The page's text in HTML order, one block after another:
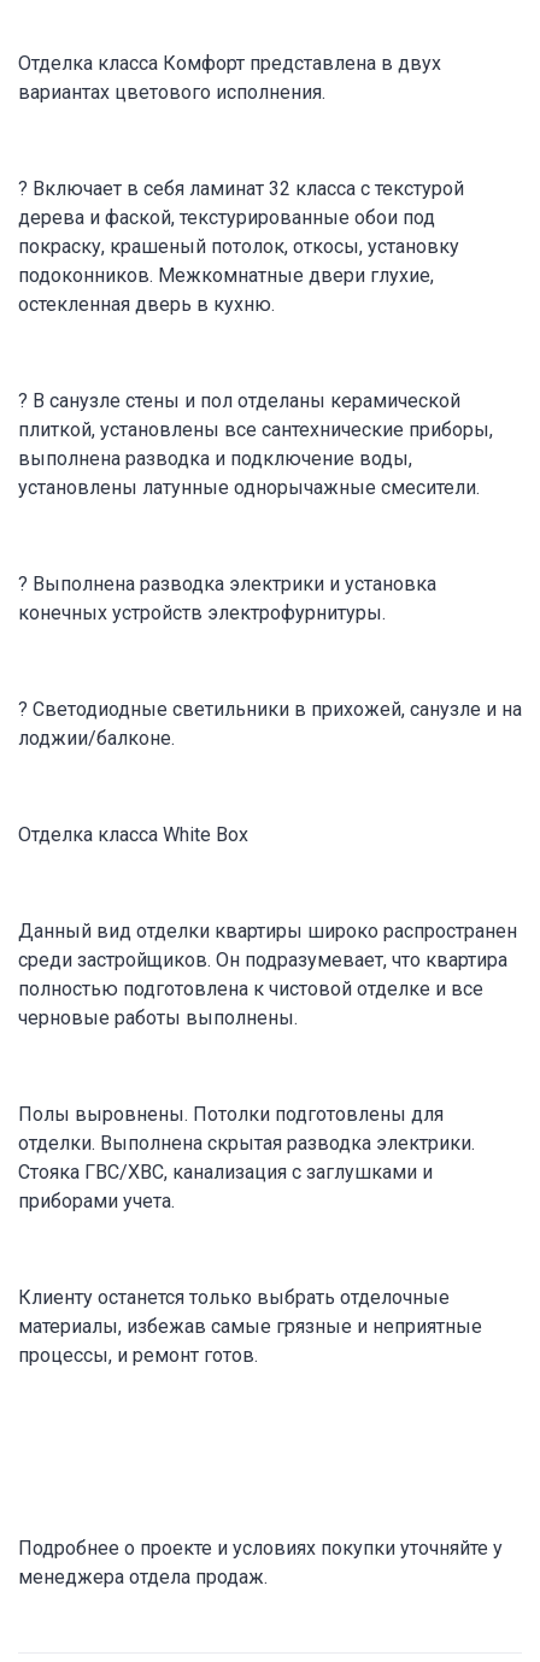
Отделка класса Комфорт представлена в двух
вариантах цветового исполнения.
? Включает в себя ламинат 32 класса с текстурой
дерева и фаской, текстурированные обои под
покраску, крашеный потолок, откосы, установку
подоконников. Межкомнатные двери глухие,
остекленная дверь в кухню.
? В санузле стены и пол отделаны керамической
плиткой, установлены все сантехнические приборы,
выполнена разводка и подключение воды,
установлены латунные однорычажные смесители.
? Выполнена разводка электрики и установка
конечных устройств электрофурнитуры.
? Светодиодные светильники в прихожей, санузле и на
лоджии/балконе.
Отделка класса White Box
Данный вид отделки квартиры широко распространен
среди застройщиков. Он подразумевает, что квартира
полностью подготовлена к чистовой отделке и все
черновые работы выполнены.
Полы выровнены. Потолки подготовлены для
отделки. Выполнена скрытая разводка электрики.
Стояка ГВС/ХВС, канализация с заглушками и
приборами учета.
Клиенту останется только выбрать отделочные
материалы, избежав самые грязные и неприятные
процессы, и ремонт готов.
Подробнее о проекте и условиях покупки уточняйте у
менеджера отдела продаж.